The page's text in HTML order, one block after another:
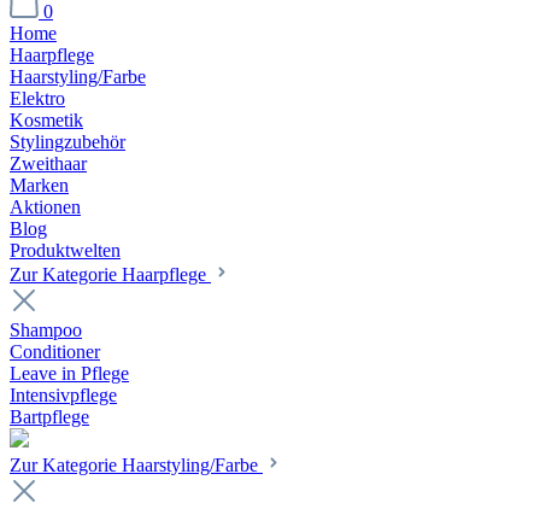
0
Home
Haarpflege
Haarstyling/Farbe
Elektro
Kosmetik
Stylingzubehör
Zweithaar
Marken
Aktionen
Blog
Produktwelten
Zur Kategorie Haarpflege
Shampoo
Conditioner
Leave in Pflege
Intensivpflege
Bartpflege
Zur Kategorie Haarstyling/Farbe